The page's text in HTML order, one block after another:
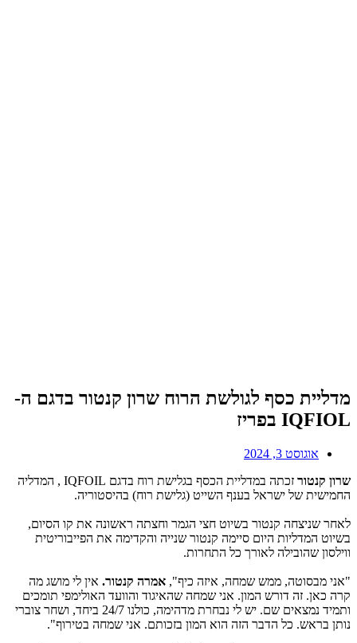
מדליית כסף לגולשת הרוח שרון קנטור בדגם ה-
IQFIOL בפריז
אוגוסט 3, 2024
שרון קנטור
זכתה במדליית הכסף בגלישת רוח בדגם IQFOIL , המדליה
החמישית של ישראל בענף השייט (גלישת רוח) בהיסטוריה.
לאחר שניצחה קנטור בשיוט חצי הגמר וחצתה ראשונה את קו הסיום,
בשיוט המדליות היום סיימה קנטור שנייה והקדימה את הפייבוריטית
ווילסון שהובילה לאורך כל התחרות.
"אני מבסוטה, ממש שמחה, איזה כיף", אמרה קנטור. אין לי מושג מה
קרה כאן. זה דורש המון. אני שמחה שהאיגוד והוועד האולימפי תומכים
ותמיד נמצאים שם. יש לי נבחרת מדהימה, כולנו 24/7 ביחד, ושחר צוברי
נותן בראש. כל הדבר הזה הוא המון בזכותם. אני שמחה בטירוף".